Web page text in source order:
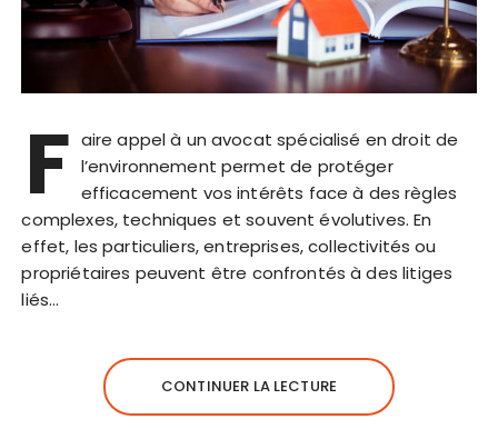
F aire appel à un avocat spécialisé en droit de
l’environnement permet de protéger
efficacement vos intérêts face à des règles
complexes, techniques et souvent évolutives. En
effet, les particuliers, entreprises, collectivités ou
propriétaires peuvent être confrontés à des litiges
liés…
CONTINUER LA LECTURE